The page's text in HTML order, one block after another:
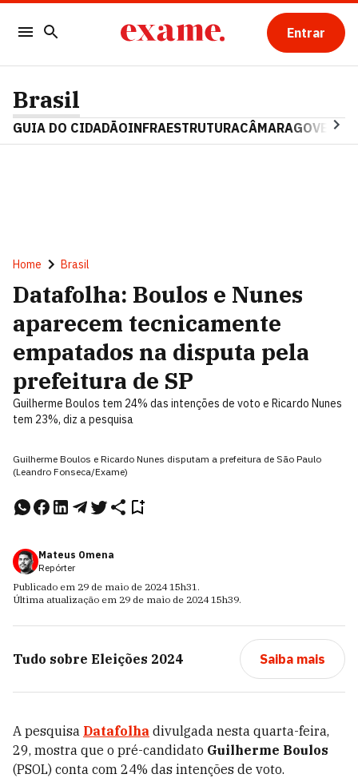
Entrar
Brasil
GUIA DO CIDADÃOINFRAESTRUTURACÂMARAGOVERNO
Home Brasil
Datafolha: Boulos e Nunes
aparecem tecnicamente
empatados na disputa pela
prefeitura de SP
Guilherme Boulos tem 24% das intenções de voto e Ricardo Nunes
tem 23%, diz a pesquisa
Guilherme Boulos e Ricardo Nunes disputam a prefeitura de São Paulo
(Leandro Fonseca/Exame)
Mateus Omena
Repórter
Publicado em 29 de maio de 2024 15h31.
Última atualização em 29 de maio de 2024 15h39.
Tudo sobre Eleições 2024 Saiba mais
A pesquisa Datafolha divulgada nesta quarta-feira,
29, mostra que o pré-candidato Guilherme Boulos
(PSOL) conta com 24% das intenções de voto.